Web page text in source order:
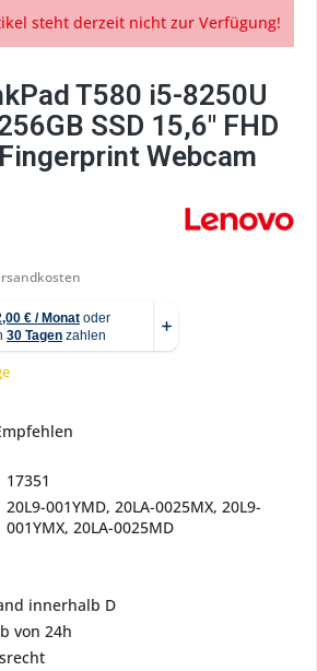
steht derzeit nicht zur Verfügung!
T580 i5-8250U
SSD 15,6" FHD
Webcam
17351
20L9-001YMD, 20LA-0025MX, 20L9-
001YMX, 20LA-0025MD
innerhalb D
von 24h